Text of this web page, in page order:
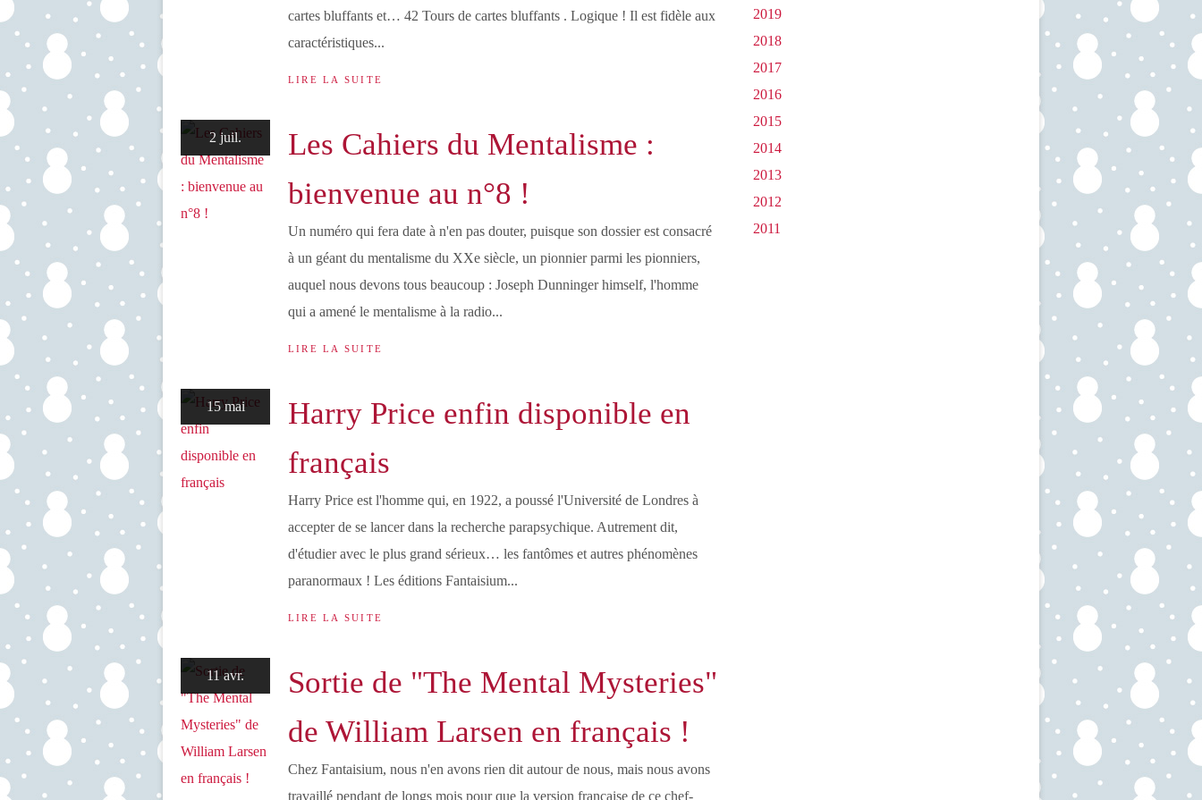
cartes bluffants et… 42 Tours de cartes bluffants . Logique ! Il est fidèle aux
caractéristiques...
LIRE LA SUITE
2 juil.
Les Cahiers du Mentalisme :
bienvenue au n°8 !
Un numéro qui fera date à n'en pas douter, puisque son dossier est consacré
à un géant du mentalisme du XXe siècle, un pionnier parmi les pionniers,
auquel nous devons tous beaucoup : Joseph Dunninger himself, l'homme
qui a amené le mentalisme à la radio...
LIRE LA SUITE
15 mai
Harry Price enfin disponible en
français
Harry Price est l'homme qui, en 1922, a poussé l'Université de Londres à
accepter de se lancer dans la recherche parapsychique. Autrement dit,
d'étudier avec le plus grand sérieux… les fantômes et autres phénomènes
paranormaux ! Les éditions Fantaisium...
LIRE LA SUITE
11 avr.
Sortie de "The Mental Mysteries"
de William Larsen en français !
Chez Fantaisium, nous n'en avons rien dit autour de nous, mais nous avons
travaillé pendant de longs mois pour que la version française de ce chef-
2019
2018
2017
2016
2015
2014
2013
2012
2011